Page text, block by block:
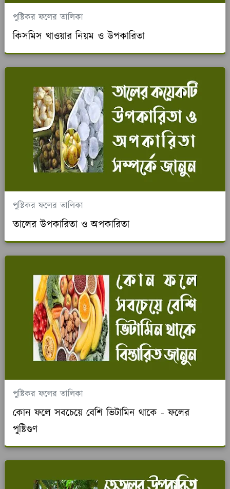
পুষ্টিকর ফলের তালিকা
কিসমিস খাওয়ার নিয়ম ও উপকারিতা
পুষ্টিকর ফলের তালিকা
তালের উপকারিতা ও অপকারিতা
পুষ্টিকর ফলের তালিকা
কোন ফলে সবচেয়ে বেশি ভিটামিন থাকে - ফলের
পুষ্টিগুণ